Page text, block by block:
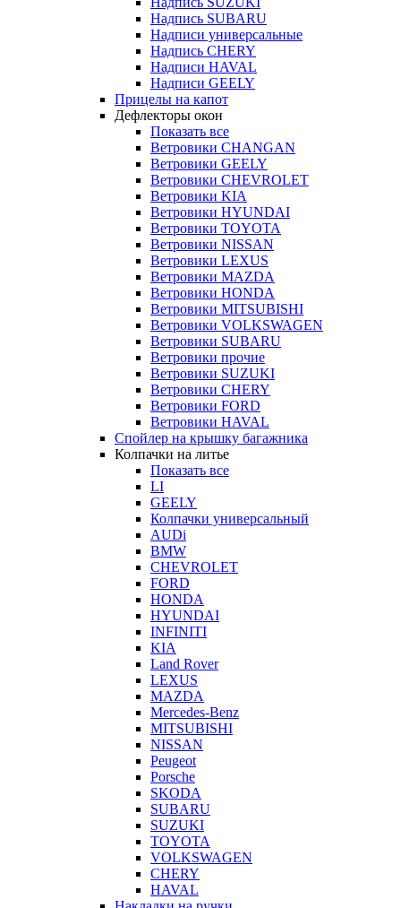
Надпись SUBARU
Надписи универсальные
Надпись CHERY
Надписи HAVAL
Надписи GEELY
Прицелы на капот
Дефлекторы окон
Показать все
Ветровики CHANGAN
Ветровики GEELY
Ветровики CHEVROLET
Ветровики KIA
Ветровики HYUNDAI
Ветровики TOYOTA
Ветровики NISSAN
Ветровики LEXUS
Ветровики MAZDA
Ветровики HONDA
Ветровики MITSUBISHI
Ветровики VOLKSWAGEN
Ветровики SUBARU
Ветровики прочие
Ветровики SUZUKI
Ветровики CHERY
Ветровики FORD
Ветровики HAVAL
Спойлер на крышку багажника
Колпачки на литье
Показать все
LI
GEELY
Колпачки универсальный
AUDi
BMW
CHEVROLET
FORD
HONDA
HYUNDAI
INFINITI
KIA
Land Rover
LEXUS
MAZDA
Mercedes-Benz
MITSUBISHI
NISSAN
Peugeot
Porsche
SKODA
SUBARU
SUZUKI
TOYOTA
VOLKSWAGEN
CHERY
HAVAL